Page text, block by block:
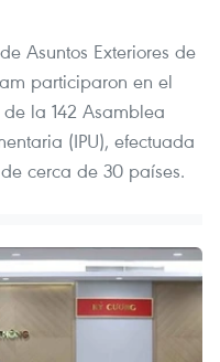
Asuntos Exteriores de
participaron en el
la 142 Asamblea
(IPU), efectuada
cerca de 30 países.